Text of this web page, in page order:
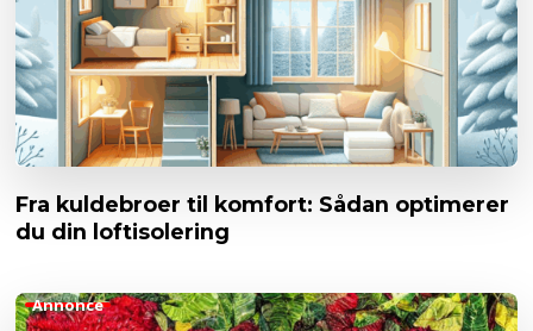
Fra kuldebroer til komfort: Sådan optimerer
du din loftisolering
Annonce